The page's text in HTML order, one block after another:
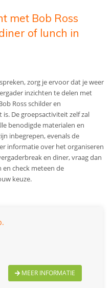
met Bob Ross
of lunch in
zorg je ervoor dat je weer
inzichten te delen met
Ross schilder en
is. De groepsactiviteit zelf zal
benodigde materialen en
inbegrepen, evenals de
informatie over het organiseren
en diner, vraag dan
check meteen de
keuze.
MEER INFORMATIE